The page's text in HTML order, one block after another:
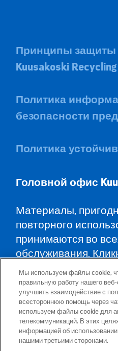
Принципы защиты
Kuusakoski Recycling
Политика
безопасности
Политика
Головной офис
Материалы,
повторного
принимаются во
обслуживания.
карте, Вы найдёте
обслуживания во
указания, как туда
Почтовый адрес:
(Эстония)
Мы используем файлы cookie,
правильную работу нашего
улучшить взаимодействие с
всестороннюю помощь через
используем файлы cookie для
телекоммуникаций. В этих
информацией об
нашими третьими сторонами.